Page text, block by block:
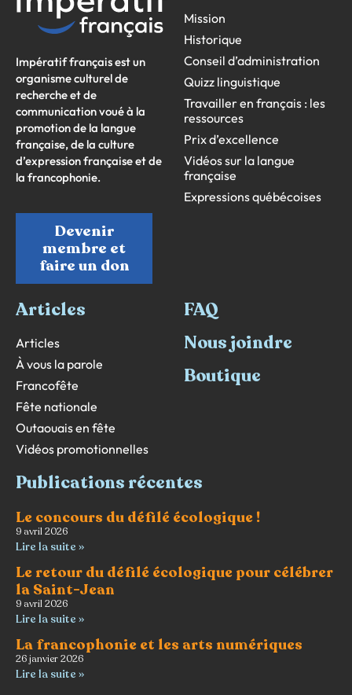
Impératif français est un
organisme culturel de
recherche et de
communication voué à la
promotion de la langue
française, de la culture
d’expression française et de
la francophonie.
Devenir
membre et
faire un don
Mission
Historique
Conseil d’administration
Quizz linguistique
Travailler en français : les
ressources
Prix d’excellence
Vidéos sur la langue
française
Expressions québécoises
Articles
Articles
À vous la parole
Francofête
Fête nationale
Outaouais en fête
Vidéos promotionnelles
FAQ
Nous joindre
Boutique
Publications récentes
Le concours du défilé écologique !
9 avril 2026
Lire la suite »
Le retour du défilé écologique pour célébrer
la Saint-Jean
9 avril 2026
Lire la suite »
La francophonie et les arts numériques
26 janvier 2026
Lire la suite »